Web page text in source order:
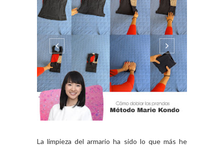
La limpieza del armario ha sido lo que más he